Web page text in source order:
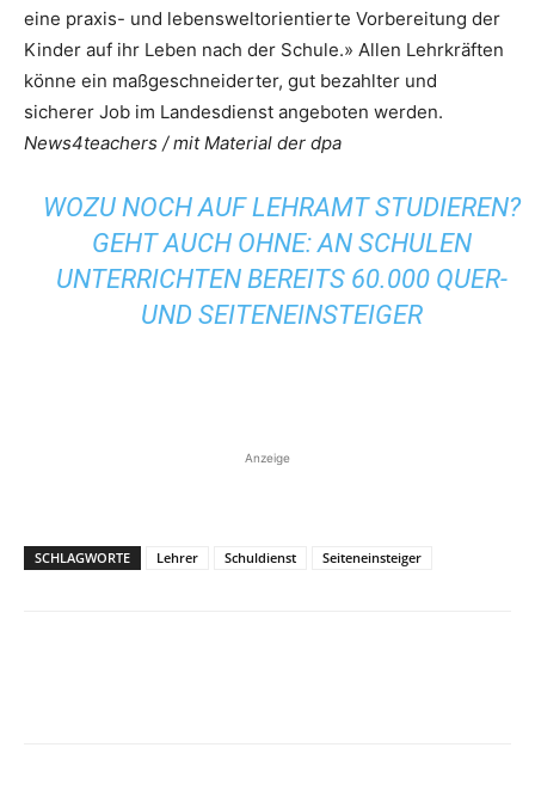
eine praxis- und lebensweltorientierte Vorbereitung der
Kinder auf ihr Leben nach der Schule.» Allen Lehrkräften
könne ein maßgeschneiderter, gut bezahlter und
sicherer Job im Landesdienst angeboten werden.
News4teachers / mit Material der dpa
WOZU NOCH AUF LEHRAMT STUDIEREN?
GEHT AUCH OHNE: AN SCHULEN
UNTERRICHTEN BEREITS 60.000 QUER-
UND SEITENEINSTEIGER
Anzeige
SCHLAGWORTE Lehrer Schuldienst Seiteneinsteiger